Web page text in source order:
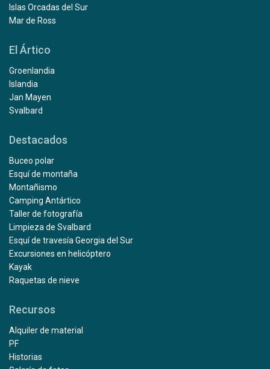
Islas Orcadas del Sur
Mar de Ross
El Ártico
Groenlandia
Islandia
Jan Mayen
Svalbard
Destacados
Buceo polar
Esquí de montaña
Montañismo
Camping Antártico
Taller de fotografía
Limpieza de Svalbard
Esquí de travesía Georgia del Sur
Excursiones en helicóptero
Kayak
Raquetas de nieve
Recursos
Alquiler de material
PF
Historias